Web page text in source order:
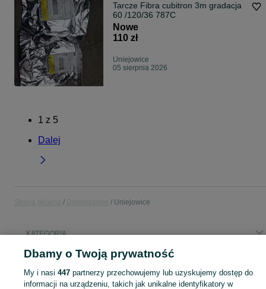
Tarcze Fibra cubitron 3m gradacja
60 /120/36 787C
Nowe
110 zł
Uniejowice
05 sierpnia 2026
1 z 5
Dalej
Uniejowice
KATEGORIA
Popularne wyszukiwania
suzuki ignis
Dbamy o Twoją prywatność
My i nasi 447partnerzy przechowujemy lub uzyskujemy dostęp do
informacji na urządzeniu, takich jak unikalne identyfikatory w